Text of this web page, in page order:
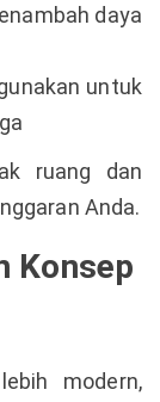
daya
untuk
ruang dan
Anda.
Konsep
modern,